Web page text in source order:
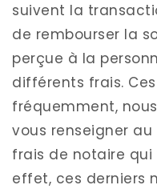
suivent la
de rembourser la
perçue à la
différents frais.
fréquemment,
vous renseigner
frais de notaire qui
effet, ces derniers